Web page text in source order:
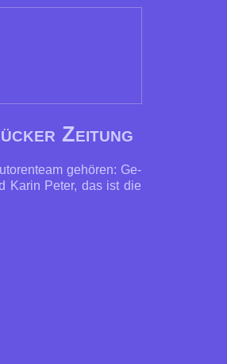
Zeitung
ge­hö­ren: Ge­
Ka­rin Pe­ter, das ist die